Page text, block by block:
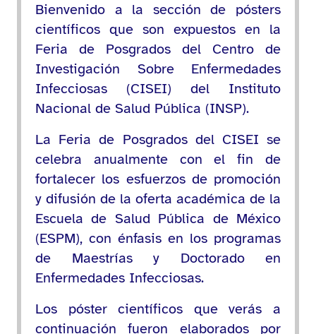
Bienvenido a la sección de pósters
científicos que son expuestos en la
Feria de Posgrados del Centro de
Investigación Sobre Enfermedades
Infecciosas (CISEI) del Instituto
Nacional de Salud Pública (INSP).
La Feria de Posgrados del CISEI se
celebra anualmente con el fin de
fortalecer los esfuerzos de promoción
y difusión de la oferta académica de la
Escuela de Salud Pública de México
(ESPM), con énfasis en los programas
de Maestrías y Doctorado en
Enfermedades Infecciosas.
Los póster científicos que verás a
continuación fueron elaborados por